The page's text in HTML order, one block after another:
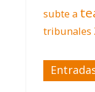
subte a
tribunales